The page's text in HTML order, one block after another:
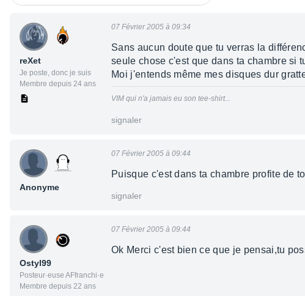
reXet
Je poste, donc je suis
Membre depuis 24 ans
07 Février 2005 à 09:34
Sans aucun doute que tu verras la
seule chose c'est que dans ta chambre si
Moi j'entends même mes disques dur
VIM qui n'a jamais eu son tee-shirt...
signaler
Anonyme
07 Février 2005 à 09:44
Puisque c'est dans ta chambre profite de
signaler
Ostyl99
Posteur·euse AFfranchi·e
Membre depuis 22 ans
07 Février 2005 à 09:44
Ok Merci c'est bien ce que je pensai,tu